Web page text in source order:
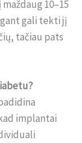
10–15
gali tekti jį
tačiau pats
implantai